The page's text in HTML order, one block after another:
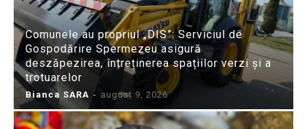
Comunele au propriul „DIS”: Serviciul de
Gospodărire Spermezeu asigură
deszăpezirea, întreținerea spațiilor verzi și a
trotuarelor
Bianca SARA - august 9, 2026